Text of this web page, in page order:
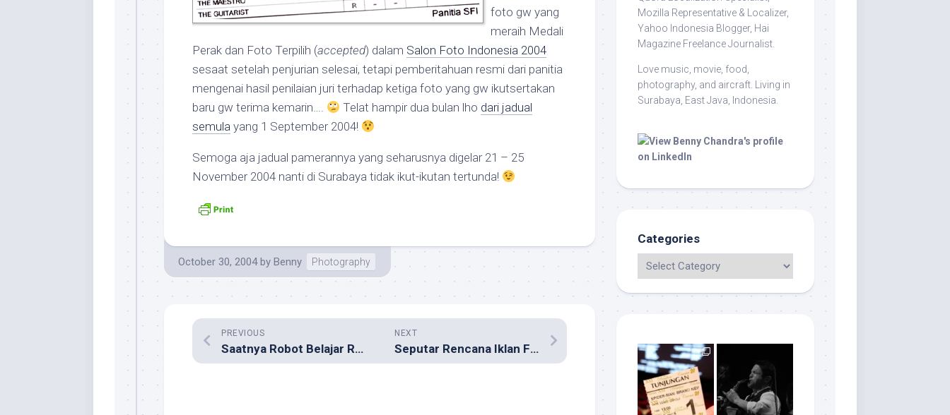
foto gw yang
meraih Medali
Perak dan Foto Terpilih (accepted) dalam Salon Foto Indonesia 2004
sesaat setelah penjurian selesai, tetapi pemberitahuan resmi dari panitia
mengenai hasil penilaian juri terhadap ketiga foto yang gw ikutsertakan
baru gw terima kemarin….
Telat hampir dua bulan lho dari jadual
semula yang 1 September 2004!
Semoga aja jadual pamerannya yang seharusnya digelar 21 – 25
November 2004 nanti di Surabaya tidak ikut-ikutan tertunda!
October 30, 2004 by Benny Photography
NEXT
Seputar Rencana Iklan Firefox 1 Halaman
PREVIOUS
Saatnya Robot Belajar Robotiquette
Mozilla Representative & Localizer,
Yahoo Indonesia Blogger, Hai
Magazine Freelance Journalist.
Love music, movie, food,
photography, and aircraft. Living in
Surabaya, East Java, Indonesia.
Categories